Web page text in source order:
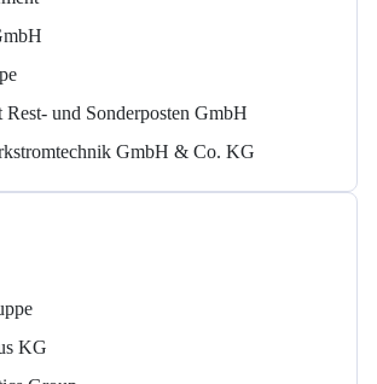
und Sonderposten GmbH
GmbH & Co. KG
KG